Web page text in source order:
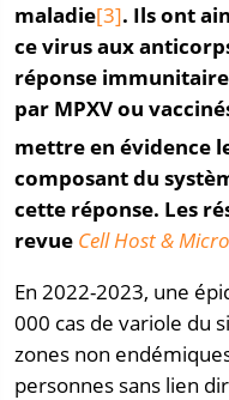
maladie[3]. Ils ont
ce virus aux
réponse
par MPXV ou
mettre en évidence
composant du
cette réponse. Les
revue Cell Host &
En 2022-2023, une
000 cas de variole du
zones non
personnes sans lien